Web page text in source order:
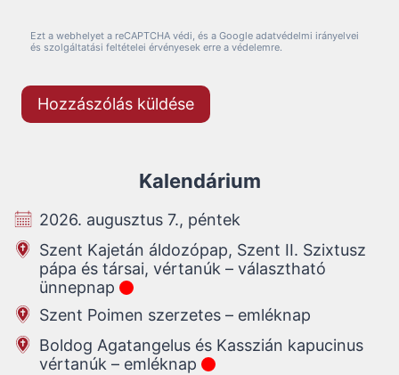
Ezt a webhelyet a reCAPTCHA védi, és a Google adatvédelmi irányelvei
és szolgáltatási feltételei érvényesek erre a védelemre.
Kalendárium
2026. augusztus 7., péntek
Szent Kajetán áldozópap, Szent II. Szixtusz
pápa és társai, vértanúk – választható
ünnepnap
Szent Poimen szerzetes – emléknap
Boldog Agatangelus és Kasszián kapucinus
vértanúk – emléknap